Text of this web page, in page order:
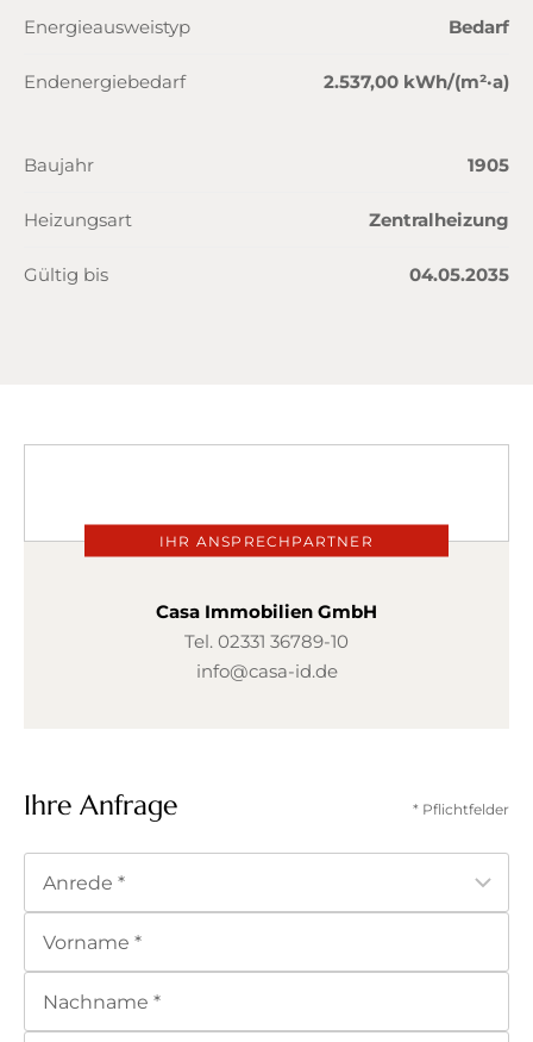
Energieausweistyp Bedarf
Endenergiebedarf 2.537,00 kWh/(m²·a)
Baujahr 1905
Heizungsart Zentralheizung
Gültig bis 04.05.2035
Ihre Anfrage * Pflichtfelder
IHR ANSPRECHPARTNER
Casa Immobilien GmbH
Tel. 02331 36789-10
info@casa-id.de